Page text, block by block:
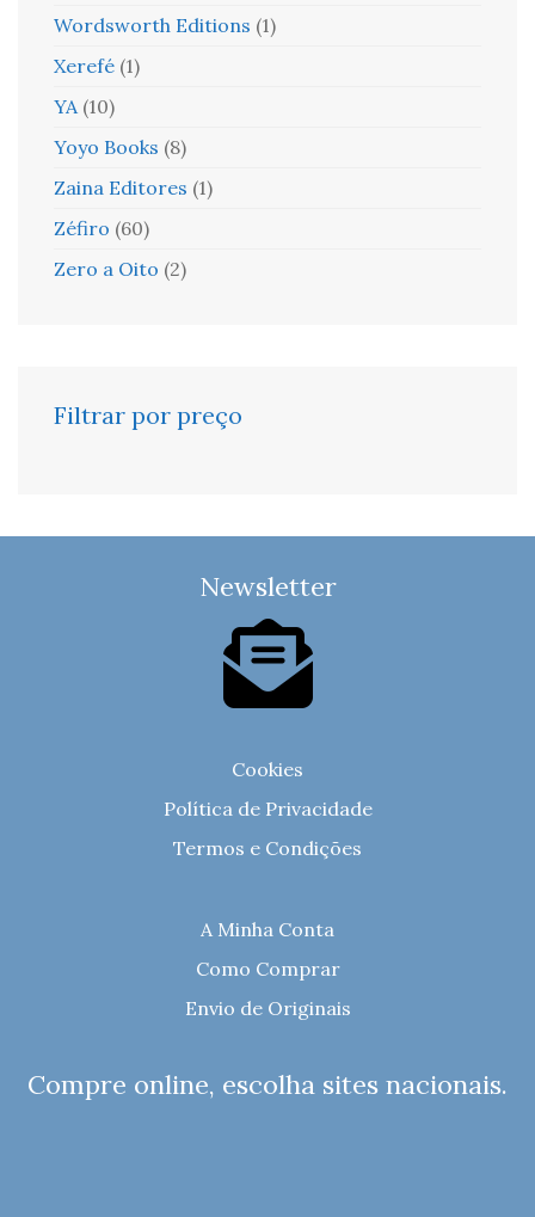
Wordsworth Editions (1)
Xerefé (1)
YA (10)
Yoyo Books (8)
Zaina Editores (1)
Zéfiro (60)
Zero a Oito (2)
Filtrar por preço
Newsletter
Cookies
Política de Privacidade
Termos e Condições
A Minha Conta
Como Comprar
Envio de Originais
Compre online, escolha sites nacionais.